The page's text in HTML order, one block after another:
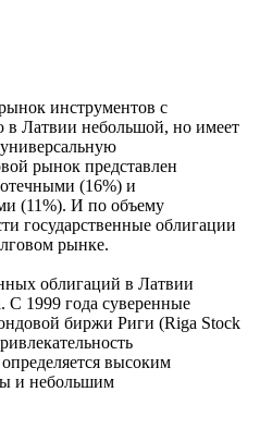
инструментов с
в Латвии небольшой, но имеет
рынок представлен
(16%) и
(11%). И по объему
государственные облигации
рынке.
облигаций в Латвии
С 1999 года суверенные
биржи Риги (Riga Stock
высоким
и небольшим